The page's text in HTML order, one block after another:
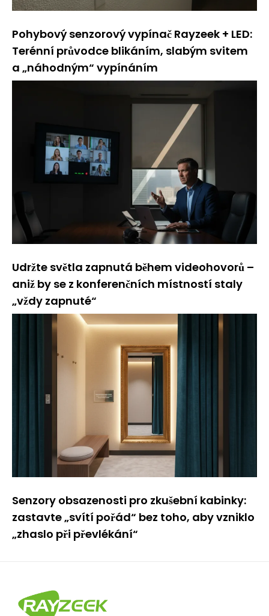
Pohybový senzorový vypínač Rayzeek + LED:
Terénní průvodce blikáním, slabým svitem
a „náhodným“ vypínáním
Udržte světla zapnutá během videohovorů –
aniž by se z konferenčních místností staly
„vždy zapnuté“
Senzory obsazenosti pro zkušební kabinky:
zastavte „svítí pořád“ bez toho, aby vzniklo
„zhaslo při převlékání“